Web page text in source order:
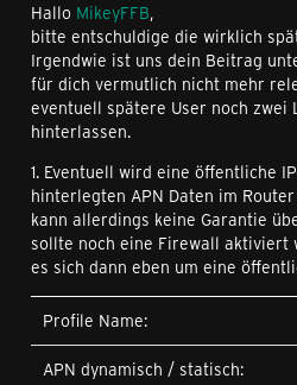
Hallo MikeyFFB,
bitte entschuldige die wirklich
Irgendwie ist uns dein Beitrag
für dich vermutlich nicht mehr
eventuell spätere User noch zwei
hinterlassen.
1. Eventuell wird eine öffentliche
hinterlegten APN Daten im
kann allerdings keine Garantie
sollte noch eine Firewall aktiviert
es sich dann eben um eine
Profile Name:
APN dynamisch / statisch: